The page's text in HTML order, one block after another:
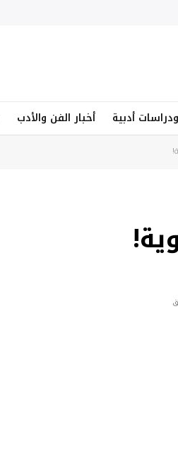
أدبية أخبار الفن والأدب